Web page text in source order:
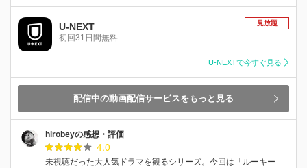
U-NEXT
初回31日間無料
見放題
U-NEXTで今すぐ見る
配信中の動画配信サービスをもっと見る
hirobeyの感想・評価
4.0
未視聴だった大人気ドラマを観るシリーズ。今回は「ルーキー